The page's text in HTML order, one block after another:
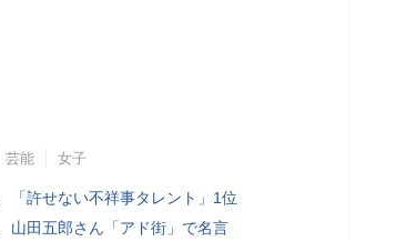
芸能 女子
「許せない不祥事タレント」1位
山田五郎さん「アド街」で名言